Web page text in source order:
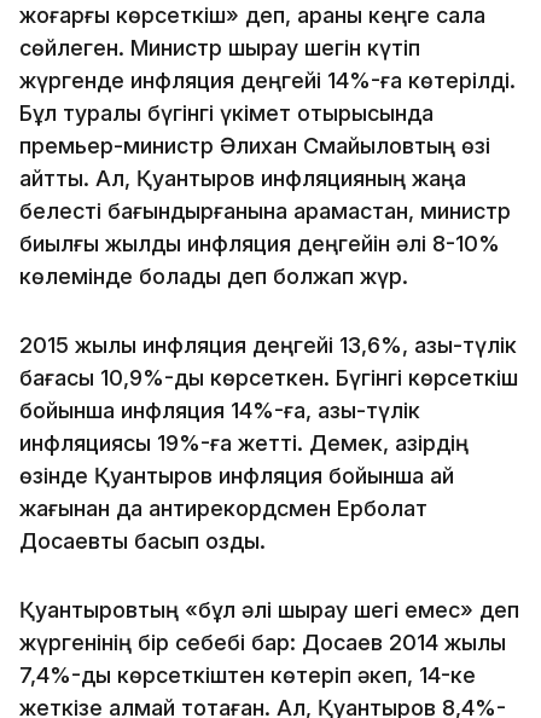
жоғарғы көрсеткіш» деп, арқаны кеңге сала
сөйлеген. Министр шырқау шегін күтіп
жүргенде инфляция деңгейі 14%-ға көтерілді.
Бұл туралы бүгінгі үкімет отырысында
премьер-министр Әлихан Смайыловтың өзі
айтты. Ал, Қуантыров инфляцияның жаңа
белесті бағындырғанына қарамастан, министр
биылғы жылдық инфляция деңгейін әлі 8-10%
көлемінде болады деп болжап жүр.
2015 жылы инфляция деңгейі 13,6%, азық-түлік
бағасы 10,9%-ды көрсеткен. Бүгінгі көрсеткіш
бойынша инфляция 14%-ға, азық-түлік
инфляциясы 19%-ға жетті. Демек, қазірдің
өзінде Қуантыров инфляция бойынша қай
жағынан да антирекордсмен Ерболат
Досаевты басып озды.
Қуантыровтың «бұл әлі шырқау шегі емес» деп
жүргенінің бір себебі бар: Досаев 2014 жылы
7,4%-дық көрсеткіштен көтеріп әкеп, 14-ке
жеткізе алмай тоқтаған. Ал, Қуантыров 8,4%-